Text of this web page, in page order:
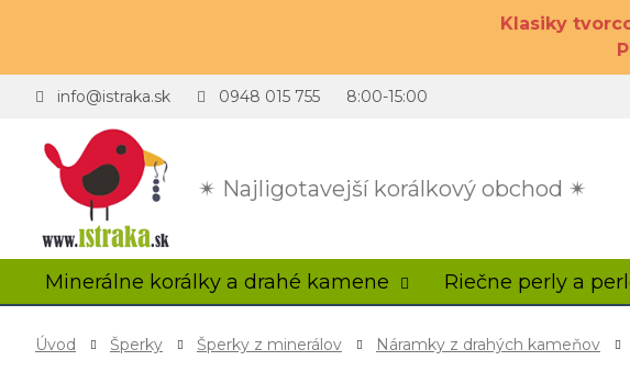
Klasiky
✴ Najligotavejší korálkový obchod ✴
info@istraka.sk 0948 015 755 8:00-15:00
Minerálne korálky a drahé kamene Riečne perly a
Úvod Šperky Šperky z minerálov Náramky z drahých kameňov